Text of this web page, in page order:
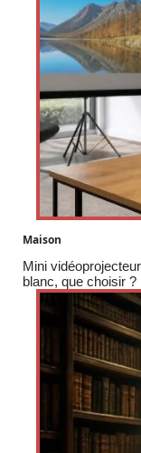
Maison
Mini
blanc, que choisir ?